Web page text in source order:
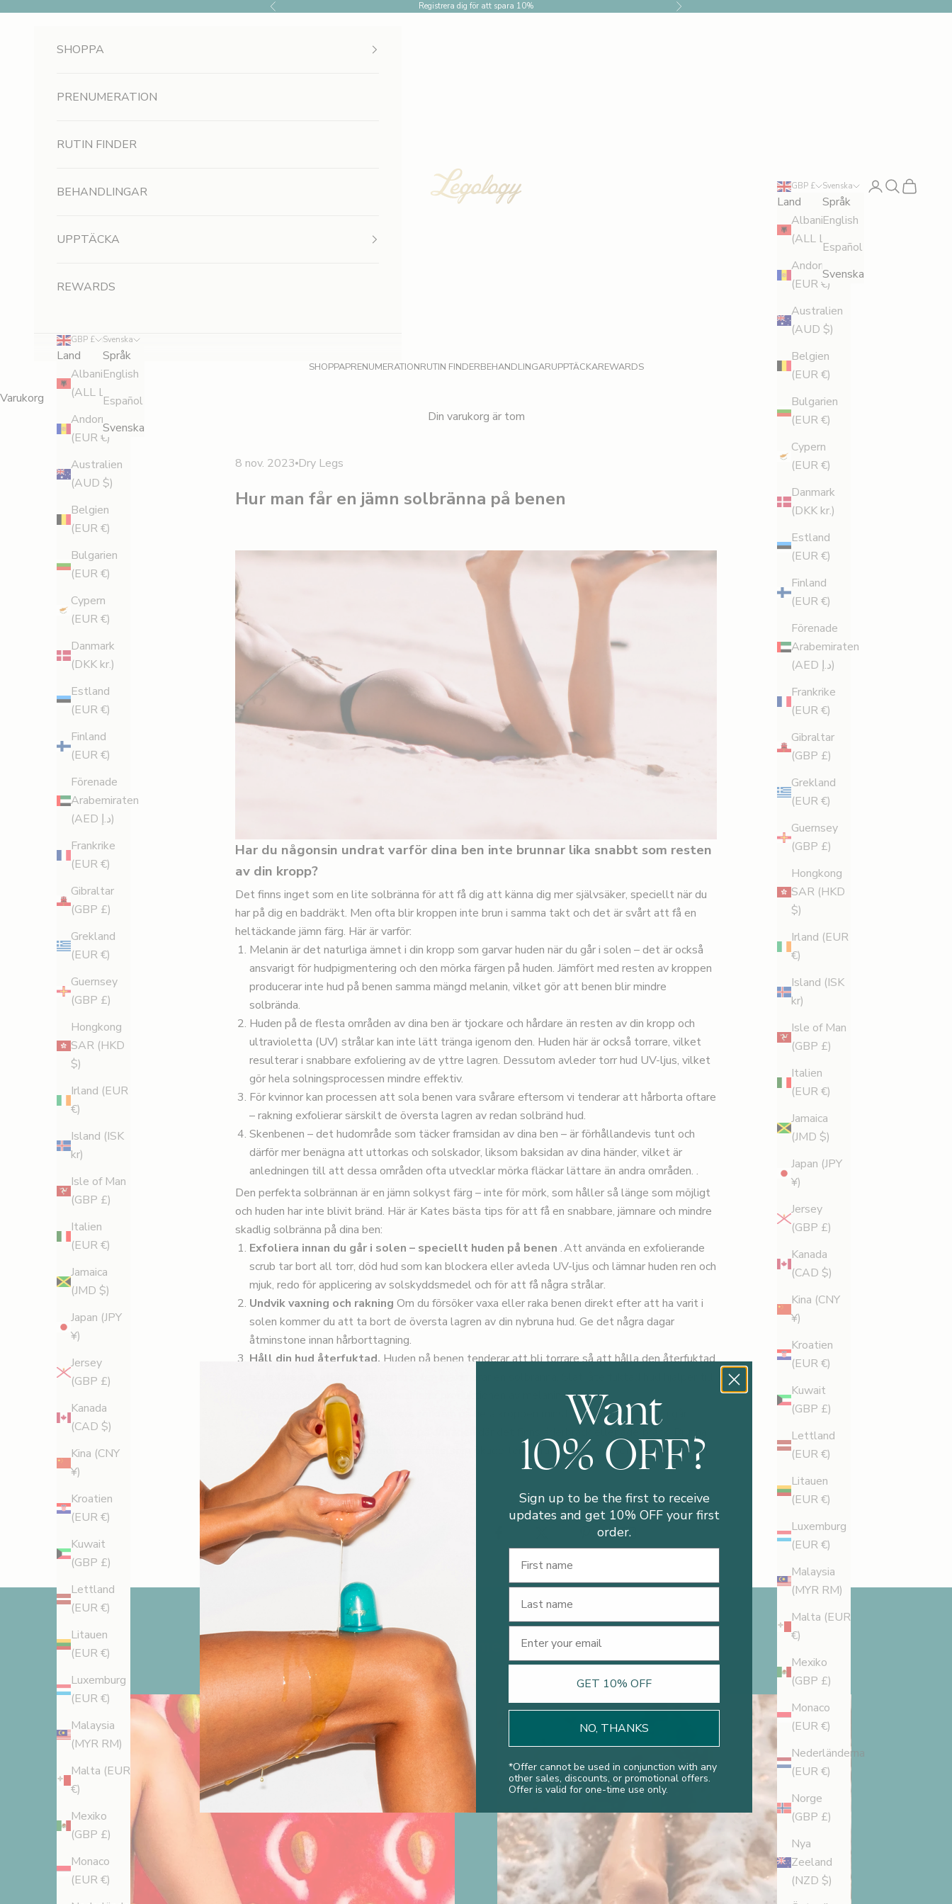
Föregående Registrera dig för att spara 10% Nästa
Legology
SHOPPAPRENUMERATIONRUTIN FINDERBEHANDLINGARUPPTÄCKAREWARDS
GBP £
Land
Albanien
(ALL L)
Andorra
(EUR €)
Australien
(AUD $)
Belgien
(EUR €)
Bulgarien
(EUR €)
Cypern
(EUR €)
Danmark
(DKK kr.)
Estland
(EUR €)
Finland
(EUR €)
Förenade
Arabemiraten
(AED د.إ)
Frankrike
(EUR €)
Gibraltar
(GBP £)
Grekland
(EUR €)
Guernsey
(GBP £)
Hongkong
SAR (HKD
$)
Irland (EUR
€)
Island (ISK
kr)
Isle of Man
(GBP £)
Italien
(EUR €)
Jamaica
(JMD $)
Japan (JPY
¥)
Jersey
(GBP £)
Kanada
(CAD $)
Kina (CNY
¥)
Kroatien
(EUR €)
Kuwait
(GBP £)
Lettland
(EUR €)
Litauen
(EUR €)
Luxemburg
(EUR €)
Malaysia
(MYR RM)
Malta (EUR
€)
Mexiko
(GBP £)
Monaco
(EUR €)
Nederländerna
(EUR €)
Norge
(GBP £)
Nya
Zeeland
(NZD $)
Svenska
Språk
English
Español
Svenska
Logga in
Sök Kundvagn
SHOPPA
PRENUMERATION
RUTIN FINDER
BEHANDLINGAR
UPPTÄCKA
REWARDS
GBP £
Land
Albanien
(ALL L)
Andorra
(EUR €)
Australien
(AUD $)
Belgien
(EUR €)
Bulgarien
(EUR €)
Cypern
(EUR €)
Danmark
(DKK kr.)
Estland
(EUR €)
Finland
(EUR €)
Förenade
Arabemiraten
(AED د.إ)
Frankrike
(EUR €)
Gibraltar
(GBP £)
Grekland
(EUR €)
Guernsey
(GBP £)
Hongkong
SAR (HKD
$)
Irland (EUR
€)
Island (ISK
kr)
Isle of Man
(GBP £)
Italien
(EUR €)
Jamaica
(JMD $)
Japan (JPY
¥)
Jersey
(GBP £)
Kanada
(CAD $)
Kina (CNY
¥)
Kroatien
(EUR €)
Kuwait
(GBP £)
Lettland
(EUR €)
Litauen
(EUR €)
Luxemburg
(EUR €)
Malaysia
(MYR RM)
Malta (EUR
€)
Mexiko
(GBP £)
Monaco
(EUR €)
Svenska
Språk
English
Español
Svenska
Varukorg
Din varukorg är tom
8 nov. 2023 Dry Legs
Hur man får en jämn solbränna på benen
Har du någonsin undrat varför dina ben inte brunnar lika snabbt som resten
av din kropp?
Det finns inget som en lite solbränna för att få dig att känna dig mer självsäker, speciellt när du
har på dig en baddräkt. Men ofta blir kroppen inte brun i samma takt och det är svårt att få en
heltäckande jämn färg. Här är varför:
Melanin är det naturliga ämnet i din kropp som garvar huden när du går i solen – det är också
ansvarigt för hudpigmentering och den mörka färgen på huden. Jämfört med resten av kroppen
producerar inte hud på benen samma mängd melanin, vilket gör att benen blir mindre
solbrända.
Huden på de flesta områden av dina ben är tjockare och hårdare än resten av din kropp och
ultravioletta (UV) strålar kan inte lätt tränga igenom den. Huden här är också torrare, vilket
resulterar i snabbare exfoliering av de yttre lagren. Dessutom avleder torr hud UV-ljus, vilket
gör hela solningsprocessen mindre effektiv.
För kvinnor kan processen att sola benen vara svårare eftersom vi tenderar att hårborta oftare
– rakning exfolierar särskilt de översta lagren av redan solbränd hud.
Skenbenen – det hudområde som täcker framsidan av dina ben – är förhållandevis tunt och
därför mer benägna att uttorkas och solskador, liksom baksidan av dina händer, vilket är
anledningen till att dessa områden ofta utvecklar mörka fläckar lättare än andra områden. .
Den perfekta solbrännan är en jämn solkyst färg – inte för mörk, som håller så länge som möjligt
och huden har inte blivit bränd. Här är Kates bästa tips för att få en snabbare, jämnare och mindre
skadlig solbränna på dina ben:
Exfoliera innan du går i solen – speciellt huden på benen .Att använda en exfolierande
scrub tar bort all torr, död hud som kan blockera eller avleda UV-ljus och lämnar huden ren och
mjuk, redo för applicering av solskyddsmedel och för att få några strålar.
Undvik vaxning och rakning Om du försöker vaxa eller raka benen direkt efter att ha varit i
solen kommer du att ta bort de översta lagren av din nybruna hud. Ge det några dagar
åtminstone innan hårborttagning.
Håll din hud återfuktad. Huden på benen tenderar att bli torrare så att hålla den återfuktad
att absorbera UV-ljus och intensifierar produktionen av melanin.
Skydda brutna ådror.
Applicera solkräm på hela kroppen minst 20 minuter innan du går i
solen, och använd alltid full block på områden där det finns åderbråck eller åderbråck. Brutna
vener kan se värre ut på sommaren eftersom ökade temperaturer gör att venerna vidgas och
förstoras.
Av Kate Shapland
Läs mer
t
Want
10% OFF?
Sign up to be the first to receive
updates and get 10% OFF your first
order.
GET 10% OFF
NO, THANKS
*Offer cannot be used in conjunction with any
other sales, discounts, or promotional offers.
Offer is valid for one-time use only.